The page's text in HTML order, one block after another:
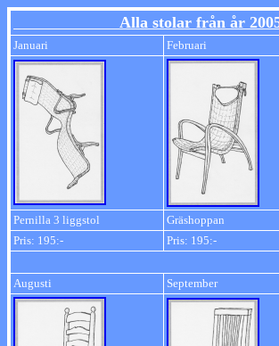
Alla stolar från år
Januari Februari
Pernilla 3 liggstol Gräshoppan
Pris: 195:-
Pris: 195:-
Augusti September